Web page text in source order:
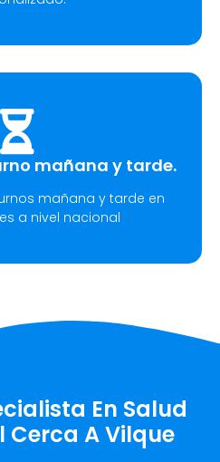
mañana y tarde.
mañana y tarde en
a nivel nacional
En Salud
A Vilque